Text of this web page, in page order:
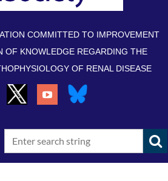
COMMITTED TO IMPROVEMENT
OF KNOWLEDGE REGARDING THE
OF RENAL DISEASE